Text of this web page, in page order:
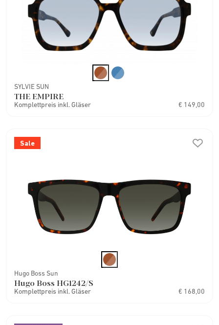
SYLVIE SUN
THE EMPIRE
Komplettpreis inkl. Gläser € 149,00
Sale
Hugo Boss Sun
Hugo Boss HG1242/S
Komplettpreis inkl. Gläser € 168,00